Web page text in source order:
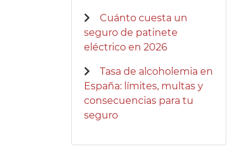
Cuánto cuesta un
seguro de patinete
eléctrico en 2026
Tasa de alcoholemia en
España: límites, multas y
consecuencias para tu
seguro